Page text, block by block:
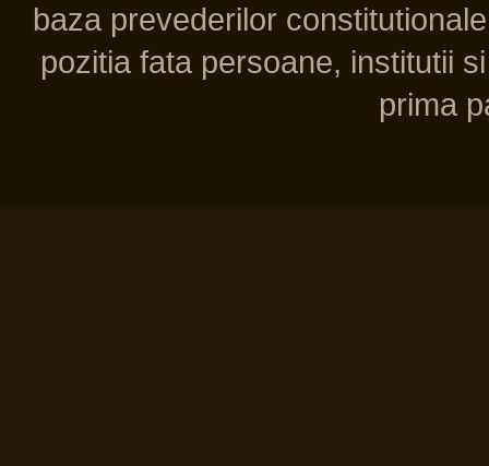
baza prevederilor
pozitia fata persoane, institutii
prima